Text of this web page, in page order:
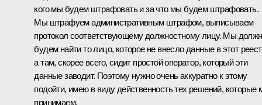
кого мы будем штрафовать и за что мы будем штрафовать.
Мы штрафуем административным штрафом, выписываем
протокол соответствующему должностному лицу. Мы
будем найти то лицо, которое не внесло данные в этот
а там, скорее всего, сидит простой оператор, который эти
данные заводит. Поэтому нужно очень аккуратно к этому
подойти, имею в виду действенность тех решений, которые
принимаем.